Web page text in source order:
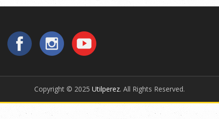
Copyright © 2025 Utilperez. All Rights Reserved.